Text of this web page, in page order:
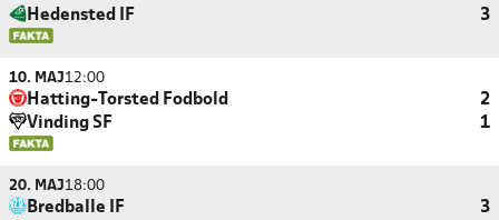
Hedensted IF 3
10. MAJ12:00
Hatting-Torsted Fodbold
2
Vinding SF
1
20. MAJ18:00
Bredballe IF
3